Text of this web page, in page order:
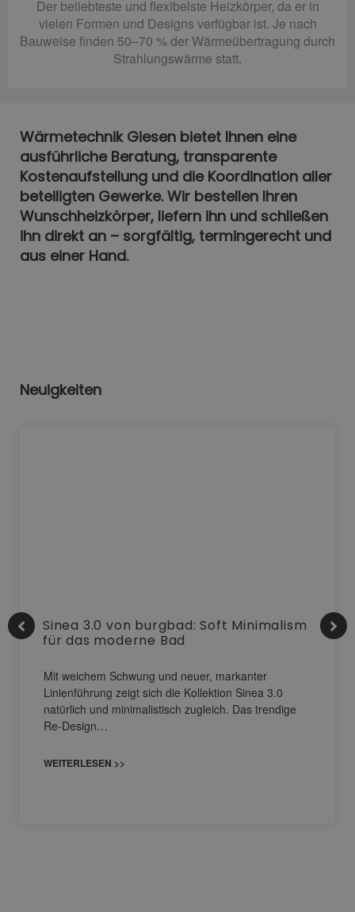
Der beliebteste und flexibelste Heizkörper, da er in
vielen Formen und Designs verfügbar ist. Je nach
Bauweise finden 50–70 % der Wärmeübertragung durch
Strahlungswärme statt.
Wärmetechnik Giesen bietet Ihnen eine
ausführliche Beratung, transparente
Kostenaufstellung und die Koordination aller
beteiligten Gewerke. Wir bestellen Ihren
Wunschheizkörper, liefern ihn und schließen
ihn direkt an – sorgfältig, termingerecht und
aus einer Hand.
Neuigkeiten
Sinea 3.0 von burgbad: Soft Minimalism
für das moderne Bad
Mit weichem Schwung und neuer, markanter
Linienführung zeigt sich die Kollektion Sinea 3.0
natürlich und minimalistisch zugleich. Das trendige
Re-Design…
WEITERLESEN >>